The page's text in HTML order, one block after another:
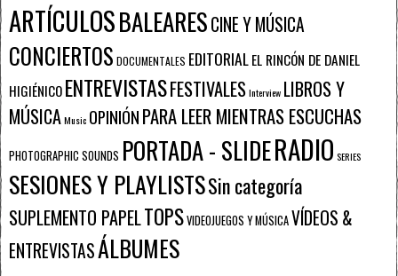
ARTÍCULOSBALEARESCINE Y MÚSICA
CONCIERTOS DOCUMENTALES EDITORIALEL RINCÓN DE DANIEL
HIGIÉNICOENTREVISTASFESTIVALESInterview LIBROS Y
MÚSICAMusic OPINIÓNPARA LEER MIENTRAS ESCUCHAS
PHOTOGRAPHIC SOUNDS PORTADA - SLIDERADIO SERIES
SESIONES Y PLAYLISTSSin categoría
SUPLEMENTO PAPELTOPSVIDEOJUEGOS Y MÚSICAVÍDEOS &
ENTREVISTASÁLBUMES